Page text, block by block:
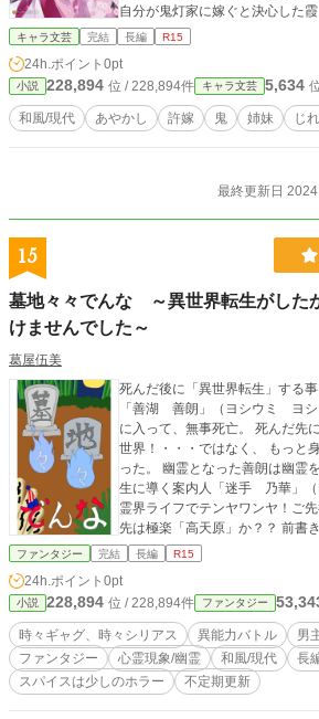
自分が鬼灯家に嫁ぐと決心した
ていたのは、絶世の美青年だった
キャラ文芸 完結 長編 R15
24h.ポイント 0pt
小説 228,894 位 / 228,894件 キャラ文芸 5,634
和風/現代 あやかし 許嫁 鬼 姉妹 じ
最終更新日
15
墓地々々でんな ～異世界転生がした
けませんでした～
葛屋伍美
死んだ後に「異世界転生」する
「善湖 善朗」（ヨシウミ ヨシロウ） 猫を助け
に入って、無事死亡。 死んだ先
世界！・・・ではなく、 もっと
った。 幽霊となった善朗は幽霊
生に導く案内人「迷手 乃華」
霊界ライフでテンヤワンヤ！ご
先は極楽「高天原」か？？ 前書き 廃り流行りとあるけれど、
今も楽しい異世界転生。 若き命が希望を胸に、新たな世界の
つ・・・。 新たな世界の扉を開いた！ 開いた先は、過去か未
来か、異世界か？ そんな先の世
ある！ 今も昔も人の世の、現と
も感じてる！そんな世界の物語〔ベンベ
家になろう様」「カクヨム様」
ルン様」にも掲載しています。
ファンタジー 完結 長編 R15
24h.ポイント 0pt
小説 228,894 位 / 228,894件 ファンタジー
時々ギャグ、時々シリアス 異能力バトル 男
ファンタジー
心霊現象/幽霊 和風/現代
長
スパイスは少しのホラー
不定期更新